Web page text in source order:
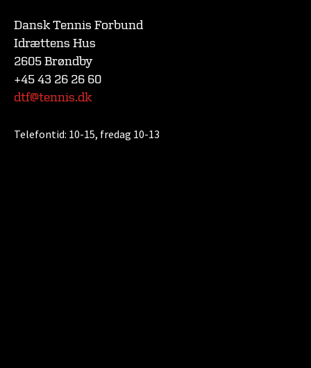
Dansk Tennis Forbund
Idrættens Hus
2605 Brøndby
+45 43 26 26 60
dtf@tennis.dk
Telefontid: 10-15, fredag 10-13